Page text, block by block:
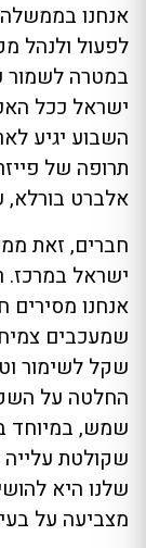
אנחנו בממשלה
לפעול ולנהל
במטרה לשמור
ישראל ככל
השבוע יגיע
תרופה של
אלברט בורלא,
חברים, זאת
ישראל במרכז.
אנחנו מסירים
שקל לשימור
החלטה על
שמש, במיוחד
שקולטת
שלנו היא
מצביעה על